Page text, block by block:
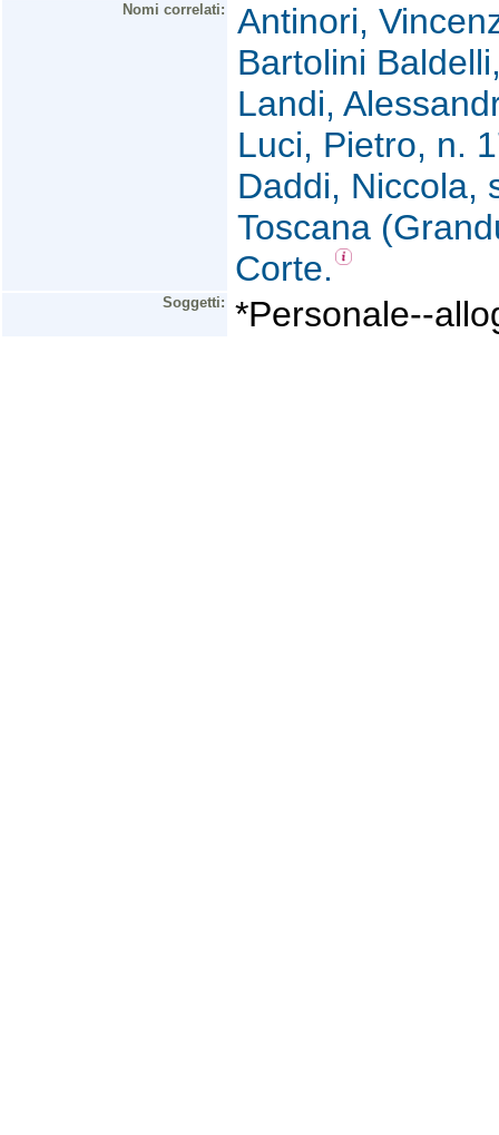
Nomi correlati:
Antinori,
Bartolini
Landi,
Luci, Pietro, n.
Daddi, Niccola,
Toscana
Corte.
Soggetti: *Personale--